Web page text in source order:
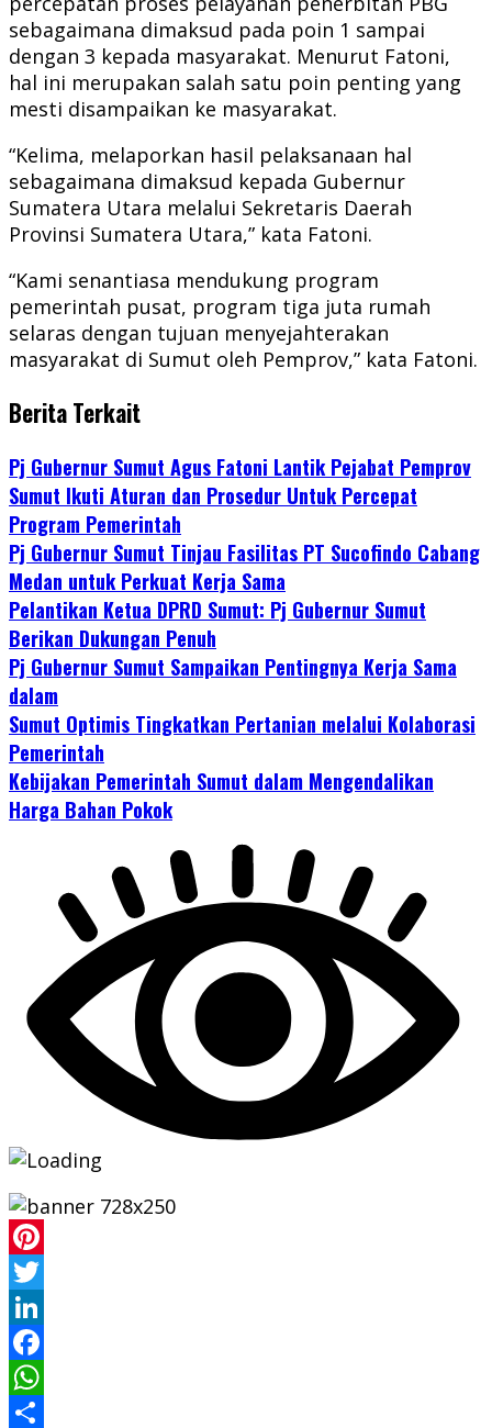
sebagaimana dimaksud pada poin 1 sampai
dengan 3 kepada masyarakat. Menurut Fatoni,
hal ini merupakan salah satu poin penting yang
mesti disampaikan ke masyarakat.
“Kelima, melaporkan hasil pelaksanaan hal
sebagaimana dimaksud kepada Gubernur
Sumatera Utara melalui Sekretaris Daerah
Provinsi Sumatera Utara,” kata Fatoni.
“Kami senantiasa mendukung program
pemerintah pusat, program tiga juta rumah
selaras dengan tujuan menyejahterakan
masyarakat di Sumut oleh Pemprov,” kata Fatoni.
Berita Terkait
Pj Gubernur Sumut Agus Fatoni Lantik Pejabat Pemprov
Sumut Ikuti Aturan dan Prosedur Untuk Percepat
Program Pemerintah
Pj Gubernur Sumut Tinjau Fasilitas PT Sucofindo Cabang
Medan untuk Perkuat Kerja Sama
Pelantikan Ketua DPRD Sumut: Pj Gubernur Sumut
Berikan Dukungan Penuh
Pj Gubernur Sumut Sampaikan Pentingnya Kerja Sama
dalam
Sumut Optimis Tingkatkan Pertanian melalui Kolaborasi
Pemerintah
Kebijakan Pemerintah Sumut dalam Mengendalikan
Harga Bahan Pokok
Pinterest
Twitter
LinkedIn
Facebook
WhatsApp